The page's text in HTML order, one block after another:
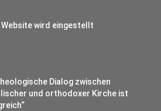
Website wird eingestellt
Dialog zwischen
und orthodoxer Kirche ist